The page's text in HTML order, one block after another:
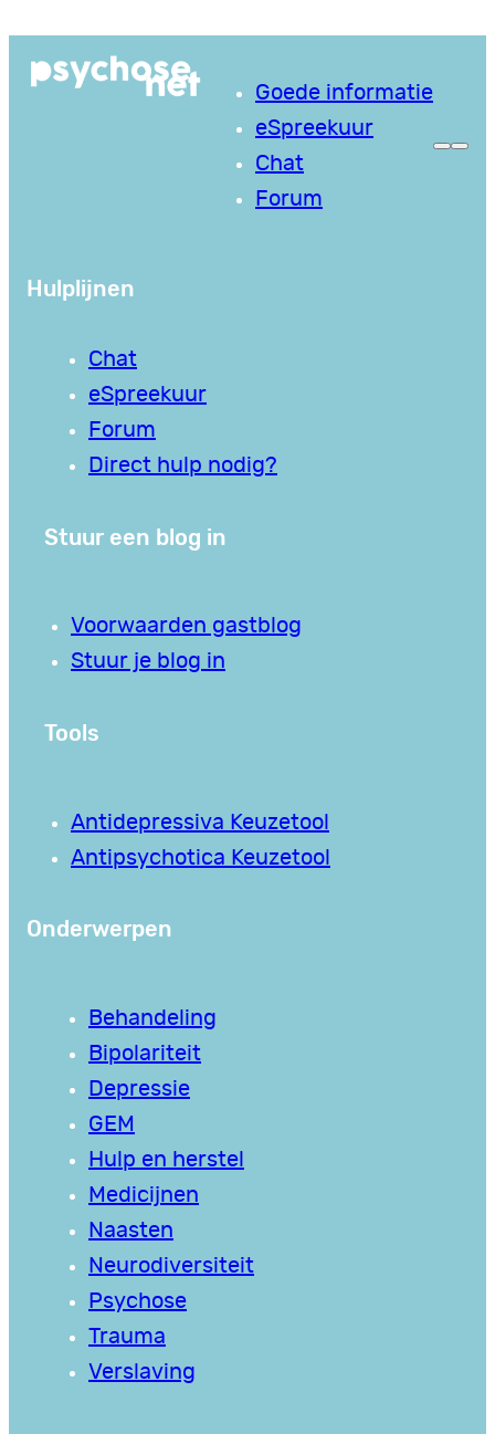
naar
Goede informatie
eSpreekuur
Chat
Forum
Hulplijnen
Chat
eSpreekuur
Forum
Direct hulp nodig?
Stuur een blog in
Voorwaarden gastblog
Stuur je blog in
Tools
Antidepressiva Keuzetool
Antipsychotica Keuzetool
Onderwerpen
Behandeling
Bipolariteit
Depressie
GEM
Hulp en herstel
Medicijnen
Naasten
Neurodiversiteit
Psychose
Trauma
Verslaving